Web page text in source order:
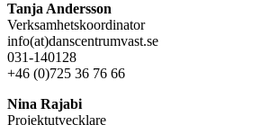
Tanja Andersson
Verksamhetskoordinator
info(at)danscentrumvast.se
031-140128
+46 (0)725 36 76 66
Nina Rajabi
Projektutvecklare